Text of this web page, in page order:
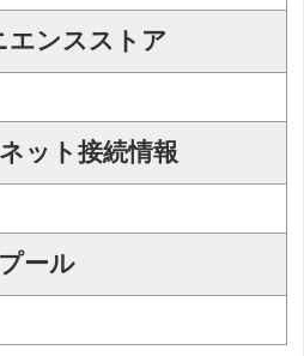
エンスストア
ット接続情報
プール